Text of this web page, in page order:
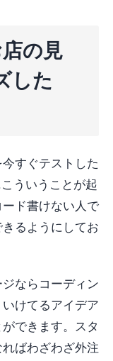
の見
した
すぐテストした
ういうことが起
ド書けない人で
るようにしてお
ならコーディン
けてるアイデア
できます。スタ
ばわざわざ外注